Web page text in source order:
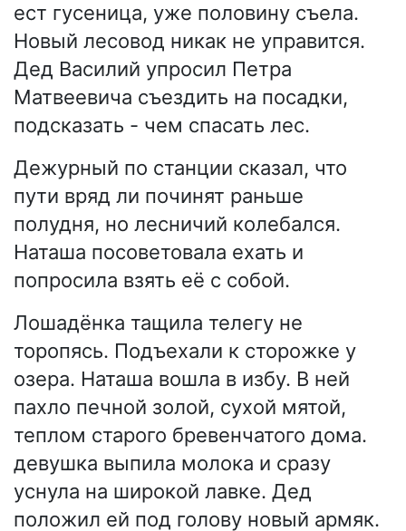
ест гусеница, уже половину съела.
Новый лесовод никак не управится.
Дед Василий упросил Петра
Матвеевича съездить на посадки,
подсказать - чем спасать лес.
Дежурный по станции сказал, что
пути вряд ли починят раньше
полудня, но лесничий колебался.
Наташа посоветовала ехать и
попросила взять её с собой.
Лошадёнка тащила телегу не
торопясь. Подъехали к сторожке у
озера. Наташа вошла в избу. В ней
пахло печной золой, сухой мятой,
теплом старого бревенчатого дома.
девушка выпила молока и сразу
уснула на широкой лавке. Дед
положил ей под голову новый армяк.